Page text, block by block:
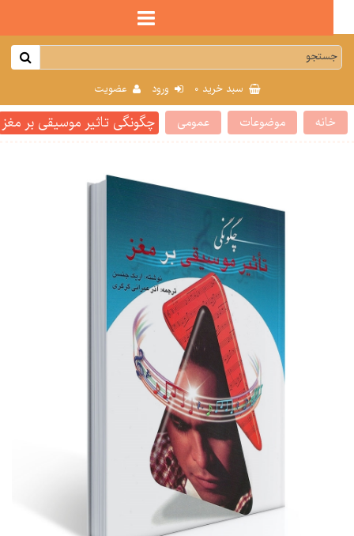
سبد خرید0 ورود عضویت
موضوعات عمومی چگونگی تاثیر موسیقی بر مغز